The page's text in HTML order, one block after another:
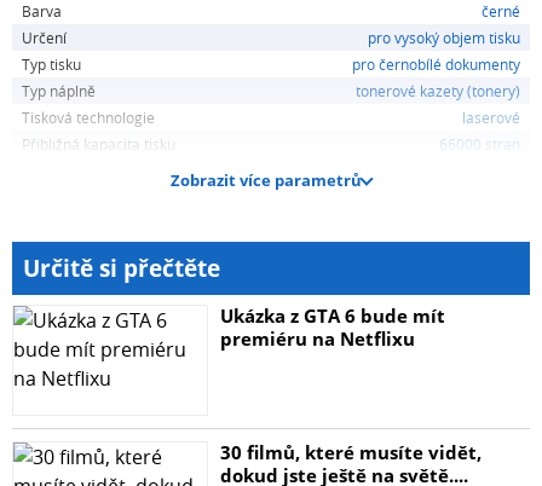
Barva
černé
Určení
pro vysoký objem tisku
Typ tisku
pro černobílé dokumenty
Typ náplně
tonerové kazety (tonery)
Tisková technologie
laserové
Přibližná kapacita tisku
66000 stran
Zobrazit více parametrů
Určitě si přečtěte
Ukázka z GTA 6 bude mít
premiéru na Netflixu
30 filmů, které musíte vidět,
dokud jste ještě na světě....